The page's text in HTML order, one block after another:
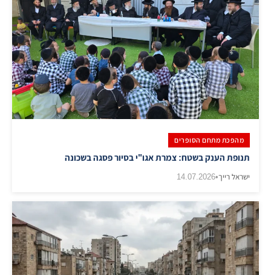
מהפכת מתחם הסופרים
תנופת הענק בשטח: צמרת אגו"י בסיור פסגה בשכונה
ישראל רייך•
14.07.2026